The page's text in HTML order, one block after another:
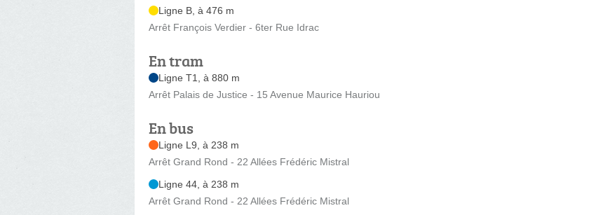
Ligne B, à 476 m
Arrêt François Verdier - 6ter Rue Idrac
En tram
Ligne T1, à 880 m
Arrêt Palais de Justice - 15 Avenue Maurice Hauriou
En bus
Ligne L9, à 238 m
Arrêt Grand Rond - 22 Allées Frédéric Mistral
Ligne 44, à 238 m
Arrêt Grand Rond - 22 Allées Frédéric Mistral